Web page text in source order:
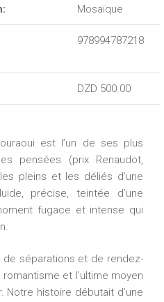
Mosaïque
978994787218
DZD 500.00
est l’un de ses plus
pensées (prix Renaudot,
pleins et les déliés d’une
précise, teintée d’une
fugace et intense qui
séparations et de rendez-
et l’ultime moyen
Notre histoire débutait d’une